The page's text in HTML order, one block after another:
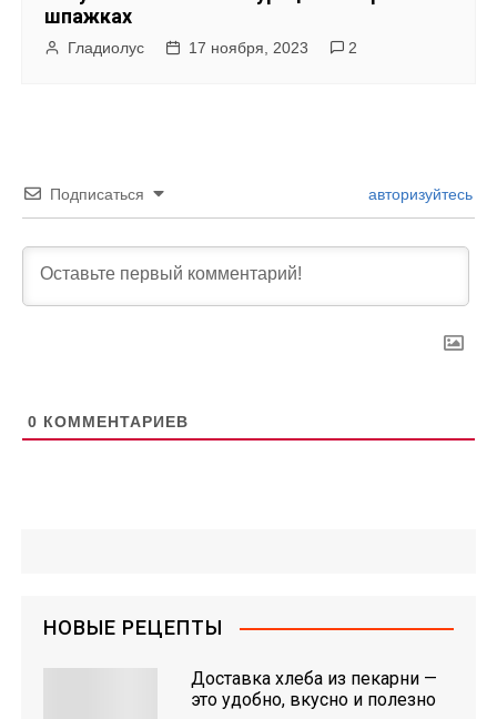
шпажках
Гладиолус 17 ноября, 2023 2
Подписаться авторизуйтесь
0 КОММЕНТАРИЕВ
НОВЫЕ РЕЦЕПТЫ
Доставка хлеба из пекарни —
это удобно, вкусно и полезно